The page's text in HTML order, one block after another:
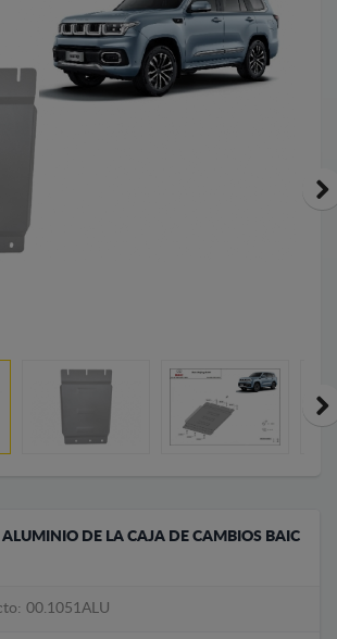
ALUMINIO DE LA CAJA DE CAMBIOS BAIC
00.1051ALU